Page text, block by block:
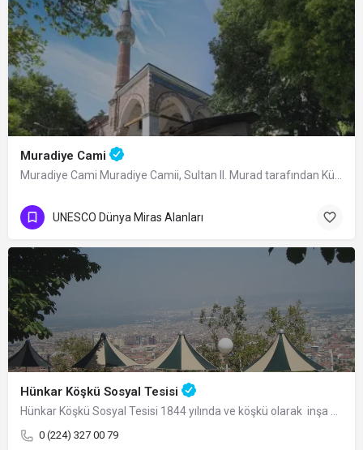
Muradiye Cami
Muradiye Cami Muradiye Camii, Sultan II. Murad tarafından Külliyesi’nin merkez…
UNESCO Dünya Miras Alanları
Hünkar Köşkü Sosyal Tesisi
Hünkar Köşkü Sosyal Tesisi 1844 yılında ve köşkü olarak inşa edilen Hünkar Köşkü…
0 (224) 327 00 79